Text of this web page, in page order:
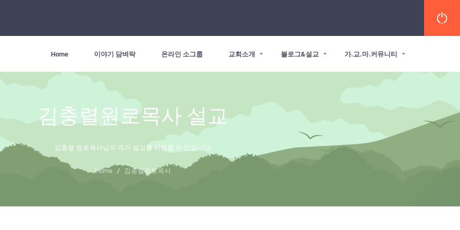
Home 이야기 담벼락 온라인 소그룹 교회소개 블로그&설교 가.교.마.커뮤니티
김충렬원로목사 설교
김충렬 원로목사님의 과거 설교를 시청할 수 있습니다.
Home / 김충렬원로목사